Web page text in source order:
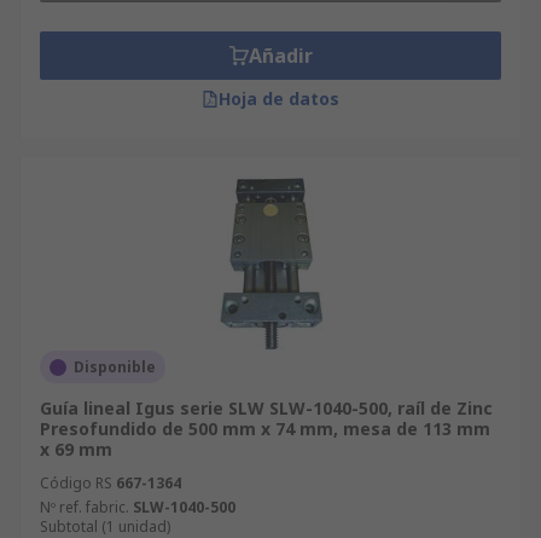
Añadir
Hoja de datos
Disponible
Guía lineal Igus serie SLW SLW-1040-500, raíl de Zinc
Presofundido de 500 mm x 74 mm, mesa de 113 mm
x 69 mm
Código RS 667-1364
Nº ref. fabric. SLW-1040-500
Subtotal (1 unidad)